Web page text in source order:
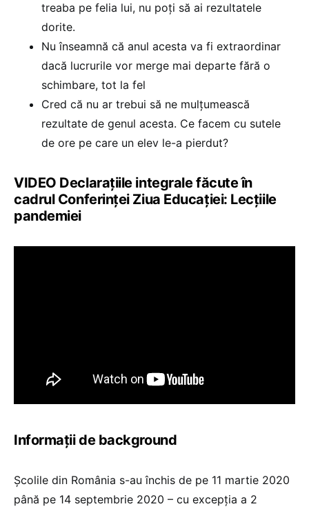
treaba pe felia lui, nu poți să ai rezultatele
dorite.
Nu înseamnă că anul acesta va fi extraordinar
dacă lucrurile vor merge mai departe fără o
schimbare, tot la fel
Cred că nu ar trebui să ne mulțumească
rezultate de genul acesta. Ce facem cu sutele
de ore pe care un elev le-a pierdut?
VIDEO Declarațiile integrale făcute în
cadrul Conferinței Ziua Educației: Lecțiile
pandemiei
Informații de background
Școlile din România s-au închis de pe 11 martie 2020
până pe 14 septembrie 2020 – cu excepția a 2